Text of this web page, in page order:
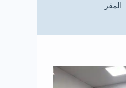
المقر